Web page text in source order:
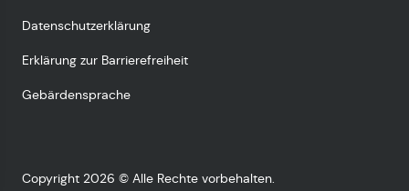
Datenschutzerklärung
Erklärung zur Barrierefreiheit
Gebärdensprache
Copyright 2026 © Alle Rechte vorbehalten.